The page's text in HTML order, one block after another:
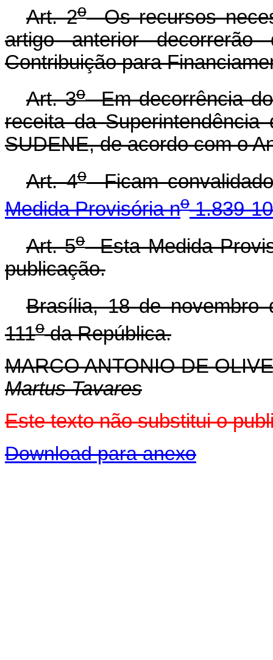
Art. 2oOs recursos
artigo anterior
Contribuição para
Art. 3oEm decorrência
receita da
SUDENE, de acordo com o
Art. 4oFicam
Medida Provisória no1.839-
Art. 5oEsta Medida
publicação.
Brasília, 18 de novembro
111oda República.
MARCO ANTONIO DE
Martus Tavares
Este texto não substitui o
Download para anexo